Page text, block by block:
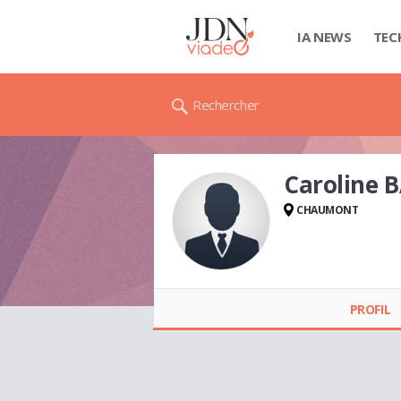
IA NEWS
Rechercher
Caroline
CHAUMONT
PROFIL